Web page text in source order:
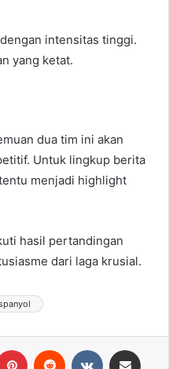
intensitas tinggi.
yang ketat.
dua tim ini akan
Untuk lingkup berita
menjadi highlight
hasil pertandingan
dari laga krusial.